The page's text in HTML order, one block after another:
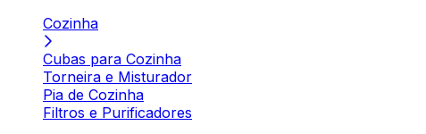
Cozinha
Cubas para Cozinha
Torneira e Misturador
Pia de Cozinha
Filtros e Purificadores